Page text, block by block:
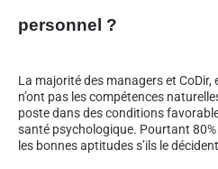
personnel ?
La majorité des managers et
n’ont pas les compétences
poste dans des conditions
santé psychologique. Pourtant
les bonnes aptitudes s’ils le